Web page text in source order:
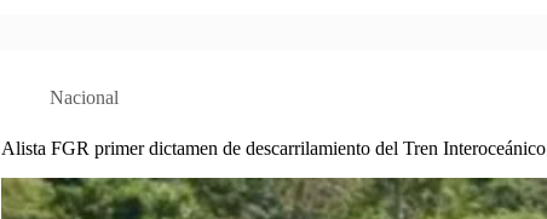
Nacional
Alista FGR primer dictamen de descarrilamiento del Tren Interoceánico